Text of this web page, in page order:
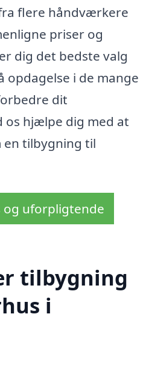
flere håndværkere
priser og
dig det bedste valg
opdagelse i de mange
dit
os hjælpe dig med at
tilbygning til
og uforpligtende
tilbygning
i